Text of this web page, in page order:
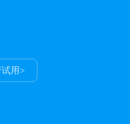
用>